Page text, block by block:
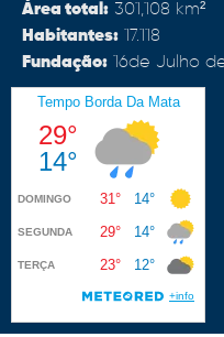
Área total: 301,108 km²
Habitantes: 17.118
Fundação: 16de Julho